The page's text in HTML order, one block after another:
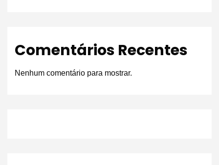
Comentários Recentes
Nenhum comentário para mostrar.